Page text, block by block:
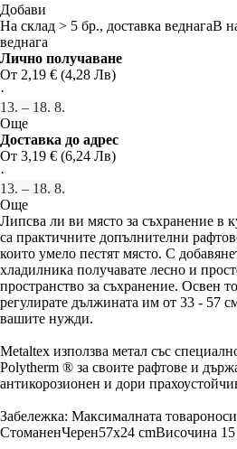
Добави
На склад > 5 бр., доставка веднагаВ
веднага
Лично получаване
От 2,19 € (4,28 Лв)
·
13. – 18. 8.
Още
Доставка до адрес
От 3,19 € (6,24 Лв)
·
13. – 18. 8.
Още
Липсва ли ви място за съхранение в
са практичните допълнителни
които умело пестят място. С
хладилника получавате лесно и
пространство за съхранение. Освен
регулирате дължината им от 33 - 57
вашите нужди.
Metaltex използва метал със
Polytherm ® за своите рафтове и
антикорозионен и дори
Забележка: Максималната
СтоманенЧерен57x24 cmВисочина 15